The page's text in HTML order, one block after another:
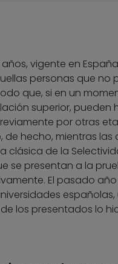
vigente en España
personas que no
que, si en un
superior, pueden
por otras
hecho, mientras las
clásica de la
se presentan a la
El pasado
españolas,
los presentados lo